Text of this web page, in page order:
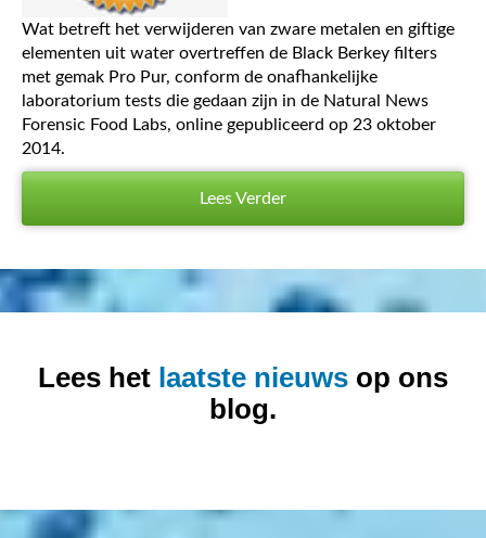
Wat betreft het verwijderen van zware metalen en giftige
elementen uit water overtreffen de Black Berkey filters
met gemak Pro Pur, conform de onafhankelijke
laboratorium tests die gedaan zijn in de Natural News
Forensic Food Labs, online gepubliceerd op 23 oktober
2014.
Lees Verder
Lees het laatste nieuws op ons
blog.